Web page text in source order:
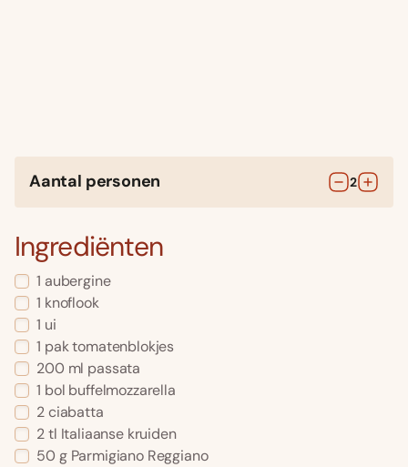
Aantal personen 2
Ingrediënten
1 aubergine
1 knoflook
1 ui
1 paktomatenblokjes
200 ml passata
1 bol buffelmozzarella
2ciabatta
2tl Italiaanse kruiden
50 g Parmigiano Reggiano